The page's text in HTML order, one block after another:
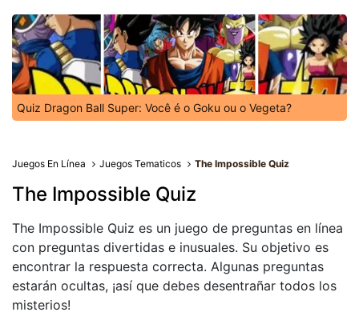
Quiz Dragon Ball Super: Você é o Goku ou o Vegeta?
Juegos En Línea Juegos Tematicos The Impossible Quiz
The Impossible Quiz
The Impossible Quiz es un juego de preguntas en línea
con preguntas divertidas e inusuales. Su objetivo es
encontrar la respuesta correcta. Algunas preguntas
estarán ocultas, ¡así que debes desentrañar todos los
misterios!